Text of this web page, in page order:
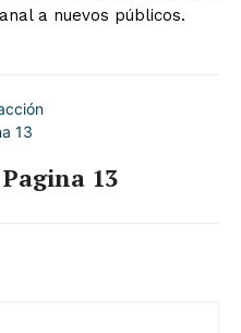
a nuevos públicos.
13